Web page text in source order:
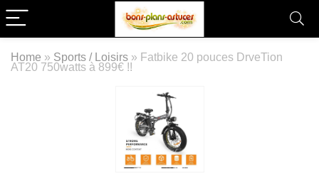
Home » Sports / Loisirs » Fatbike 20 pouces DrveTion
AT20 750watts à 899€ !!